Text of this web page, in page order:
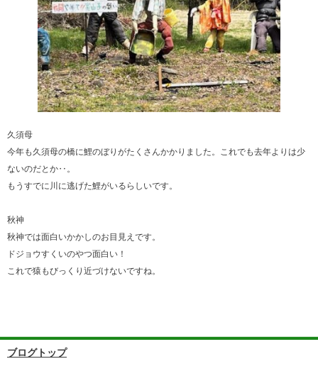
久須母
今年も久須母の橋に鯉のぼりがたくさんかかりました。これでも去年よりは少
ないのだとか‥。
もうすでに川に逃げた鯉がいるらしいです。
秋神
秋神では面白いかかしのお目見えです。
ドジョウすくいのやつ面白い！
これで猿もびっくり近づけないですね。
ブログトップ